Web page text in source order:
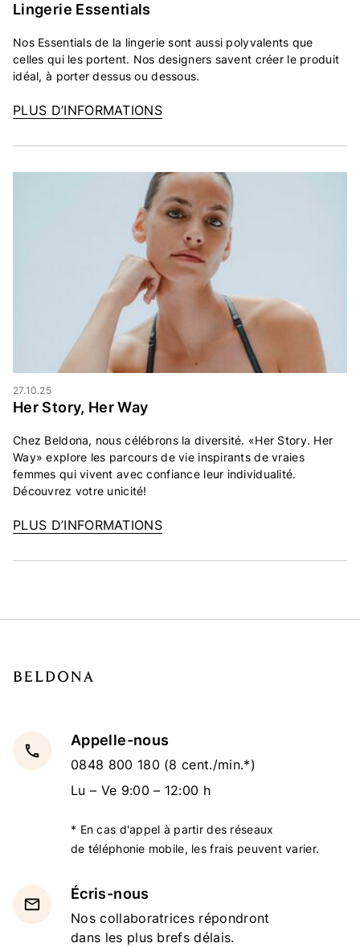
Lingerie Essentials
Nos Essentials de la lingerie sont aussi polyvalents que
celles qui les portent. Nos designers savent créer le produit
idéal, à porter dessus ou dessous.
PLUS D’INFORMATIONS
27.10.25
Her Story, Her Way
Chez Beldona, nous célébrons la diversité. «Her Story. Her
Way» explore les parcours de vie inspirants de vraies
femmes qui vivent avec confiance leur individualité.
Découvrez votre unicité!
PLUS D’INFORMATIONS
local_phone
Appelle-nous
0848 800 180 (8 cent./min.*)
Lu – Ve 9:00 – 12:00 h
* En cas d'appel à partir des réseaux
de téléphonie mobile, les frais peuvent varier.
email
Écris-nous
Nos collaboratrices répondront
dans les plus brefs délais.